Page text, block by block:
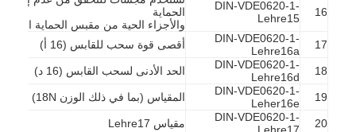
المنزل
المنتجات
فيديوهات
16
DIN-VDE0620-1-
Lehre15
الحماية
والأجزاء الحية من مقبس الحماية المعزز
17
DIN-VDE0620-1-
Lehre16a
أقصى قوة سحب للقابس (16 أ)
18
DIN-VDE0620-1-
Lehre16d
الحد الأدنى لسحب القابس (16 د)
19
DIN-VDE0620-1-
Leher16e
المقياس (بما في ذلك الوزن 18N)
20
DIN-VDE0620-1-
مقياس Lehre17